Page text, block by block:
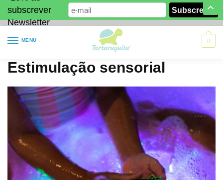
subscrever
Newsletter
MENU 0
Estimulação sensorial